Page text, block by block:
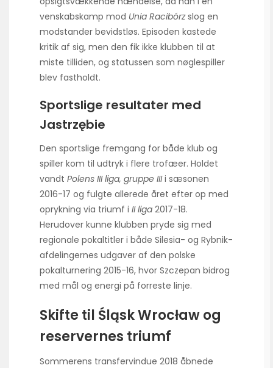
venskabskamp mod Unia Racibórzslog en
modstander bevidstløs. Episoden kastede
kritik af sig, men den fik ikke klubben til at
miste tilliden, og statussen som nøglespiller
blev fastholdt.
Sportslige resultater med
Jastrzębie
Den sportslige fremgang for både klub og
spiller kom til udtryk i flere trofæer. Holdet
vandt Polens III liga, gruppe IIIi sæsonen
2016-17 og fulgte allerede året efter op med
oprykning via triumf i II liga 2017-18.
Herudover kunne klubben pryde sig med
regionale pokaltitler i både Silesia- og Rybnik-
afdelingernes udgaver af den polske
pokalturnering 2015-16, hvor Szczepan bidrog
med mål og energi på forreste linje.
Skifte til Śląsk Wrocław og
reservernes triumf
Sommerens transfervindue 2018 åbnede